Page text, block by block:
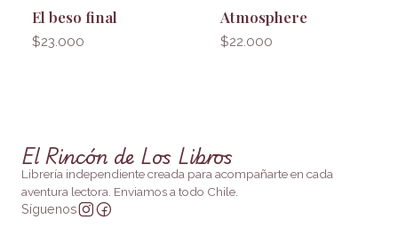
El beso final
$23.000
Atmosphere
$22.000
El Rincón de Los Libros
Librería independiente creada para acompañarte en cada
aventura lectora. Enviamos a todo Chile.
Síguenos